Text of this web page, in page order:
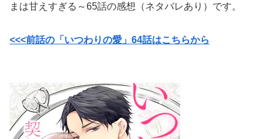
まは甘えすぎる～65話の感想（ネタバレあり）です。
<<<前話の「いつわりの愛」64話はこちらから